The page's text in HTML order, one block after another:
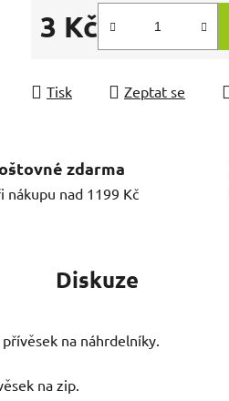
3 Kč
Měrná cena:
Tisk Zeptat se
zdarma
nákupu nad 1199 Kč
Diskuze
na náhrdelníky.
na zip.